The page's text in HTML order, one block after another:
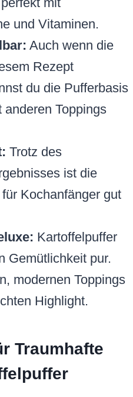
und Vitaminen.
Auch wenn die
Rezept
du die Pufferbasis
Toppings
Trotz des
ist die
Kochanfänger gut
Kartoffelpuffer
Gemütlichkeit pur.
modernen Toppings
Highlight.
Traumhafte